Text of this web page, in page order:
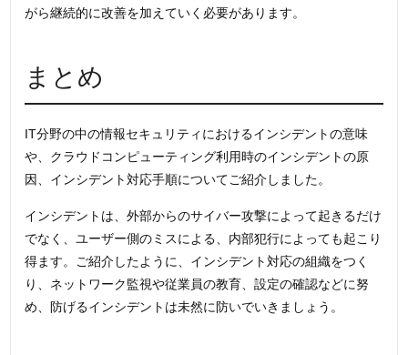
がら継続的に改善を加えていく必要があります。
まとめ
IT分野の中の情報セキュリティにおけるインシデントの意味
や、クラウドコンピューティング利用時のインシデントの原
因、インシデント対応手順についてご紹介しました。
インシデントは、外部からのサイバー攻撃によって起きるだけ
でなく、ユーザー側のミスによる、内部犯行によっても起こり
得ます。ご紹介したように、インシデント対応の組織をつく
り、ネットワーク監視や従業員の教育、設定の確認などに努
め、防げるインシデントは未然に防いでいきましょう。